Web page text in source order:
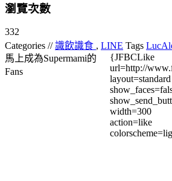
瀏覽次數
332
Categories //識飲識食 , LINE Tags
馬上成為Supermami的
Fans
{JFBCLike
url=http://
layout=standard
width=300
action=like